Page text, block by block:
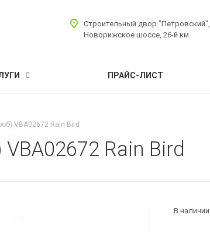
Строительный двор "Петровский",
Новорижское шоссе, 26-й км
ПРАЙС-ЛИСТ
VBA02672 Rain Bird
Rain Bird
В наличии